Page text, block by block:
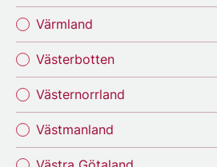
Värmland
Västerbotten
Västernorrland
Västmanland